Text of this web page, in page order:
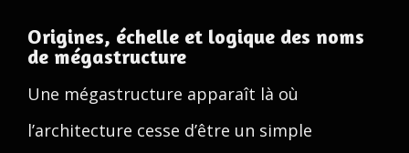
Origines, échelle et logique des noms
de mégastructure
Une mégastructure apparaît là où
l’architecture cesse d’être un simple